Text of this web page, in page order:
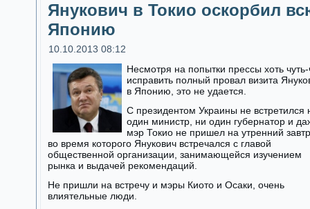
Янукович в Токио оскорбил
Японию
10.10.2013 08:12
Несмотря на попытки прессы хоть чуть-
исправить полный провал визита
в Японию, это не удается.
С президентом Украины не встретился
один министр, ни один губернатор и
мэр Токио не пришел на утренний
во время которого Янукович встречался с главой
общественной организации, занимающейся изучением
рынка и выдачей рекомендаций.
Не пришли на встречу и мэры Киото и Осаки, очень
влиятельные люди.